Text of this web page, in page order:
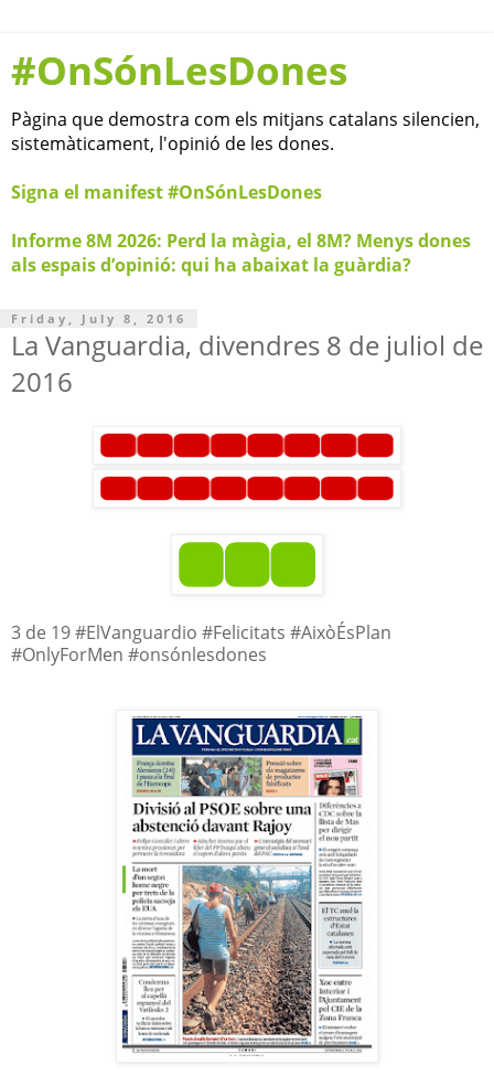
#OnSónLesDones
Pàgina que demostra com els mitjans catalans silencien,
sistemàticament, l'opinió de les dones.
Signa el manifest #OnSónLesDones
Informe 8M 2026: Perd la màgia, el 8M? Menys dones
als espais d’opinió: qui ha abaixat la guàrdia?
Friday, July 8, 2016
La Vanguardia, divendres 8 de juliol de
2016
3 de 19 #ElVanguardio #Felicitats #AixòÉsPlan
#OnlyForMen #onsónlesdones